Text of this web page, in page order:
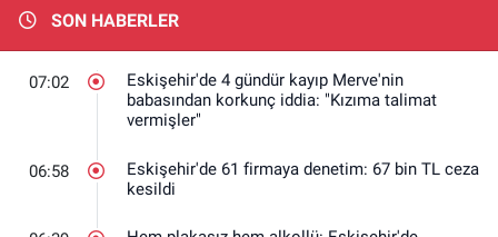
SON HABERLER
07:02
Eskişehir'de 4 gündür kayıp Merve'nin
babasından korkunç iddia: "Kızıma talimat
vermişler"
06:58
Eskişehir'de 61 firmaya denetim: 67 bin TL ceza
kesildi